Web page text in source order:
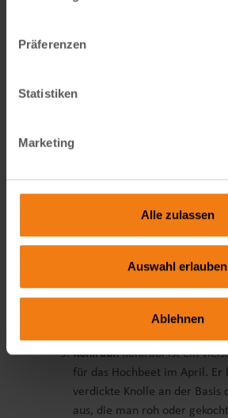
Präferenzen
Statistiken
Marketing
Alle zulassen
Auswahl erlauben
Ablehnen
Hochbeet. Sie mögen einen
verschiedene Sorten von
orange, gelb oder violett.
das man im April im
Er wächst schnell und kann
schmeckt roh oder gekocht
darauf achten, den Spinat
Kohlrabi:Kohlrabi ist ein
für das Hochbeet im April. Er
verdickte Knolle an der Basis
aus, die man roh oder